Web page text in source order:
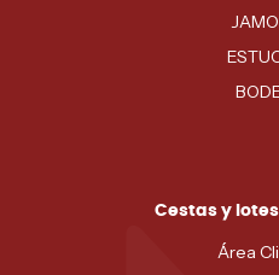
Cestas y
Área